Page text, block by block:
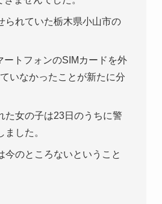
られていた栃木県小山市の
トフォンのSIMカードを外
いなかったことが新たに分
た女の子は23日のうちに警
した。
のところないということ